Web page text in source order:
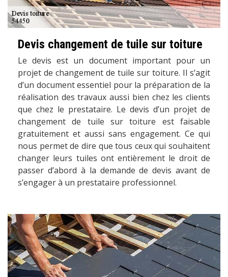
Devis changement de tuile sur toiture
Le devis est un document important pour un
projet de changement de tuile sur toiture. Il s’agit
d’un document essentiel pour la préparation de la
réalisation des travaux aussi bien chez les clients
que chez le prestataire. Le devis d’un projet de
changement de tuile sur toiture est faisable
gratuitement et aussi sans engagement. Ce qui
nous permet de dire que tous ceux qui souhaitent
changer leurs tuiles ont entièrement le droit de
passer d’abord à la demande de devis avant de
s’engager à un prestataire professionnel.